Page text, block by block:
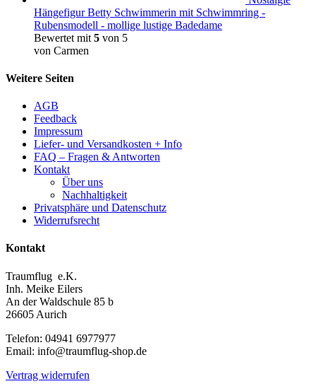
Hängefigur Betty Schwimmerin mit Schwimmring -
Rubensmodell - mollige lustige Badedame
Bewertet mit 5 von 5
von Carmen
Weitere Seiten
AGB
Feedback
Impressum
Liefer- und Versandkosten + Info
FAQ – Fragen & Antworten
Kontakt
Über uns
Nachhaltigkeit
Privatsphäre und Datenschutz
Widerrufsrecht
Kontakt
Traumflug e.K.
Inh. Meike Eilers
An der Waldschule 85 b
26605 Aurich
Telefon: 04941 6977977
Email: info@traumflug-shop.de
Vertrag widerrufen